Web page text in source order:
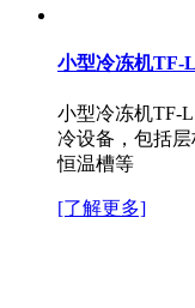
小型冷冻机TF-
小型冷冻机TF-
冷设备，包括层
恒温槽等
[了解更多]